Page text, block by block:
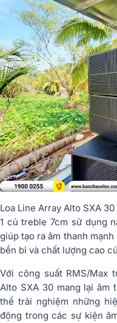
Loa Line Array Alto SXA
1 củ treble 7cm sử dụng
giúp tạo ra âm thanh
bền bỉ và chất lượng cao
Với công suất RMS/Max
Alto SXA 30 mang lại âm
thể trải nghiệm những
động trong các sự kiện